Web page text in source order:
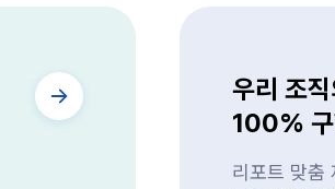
우리 조
100% 구
리포트 맞춤